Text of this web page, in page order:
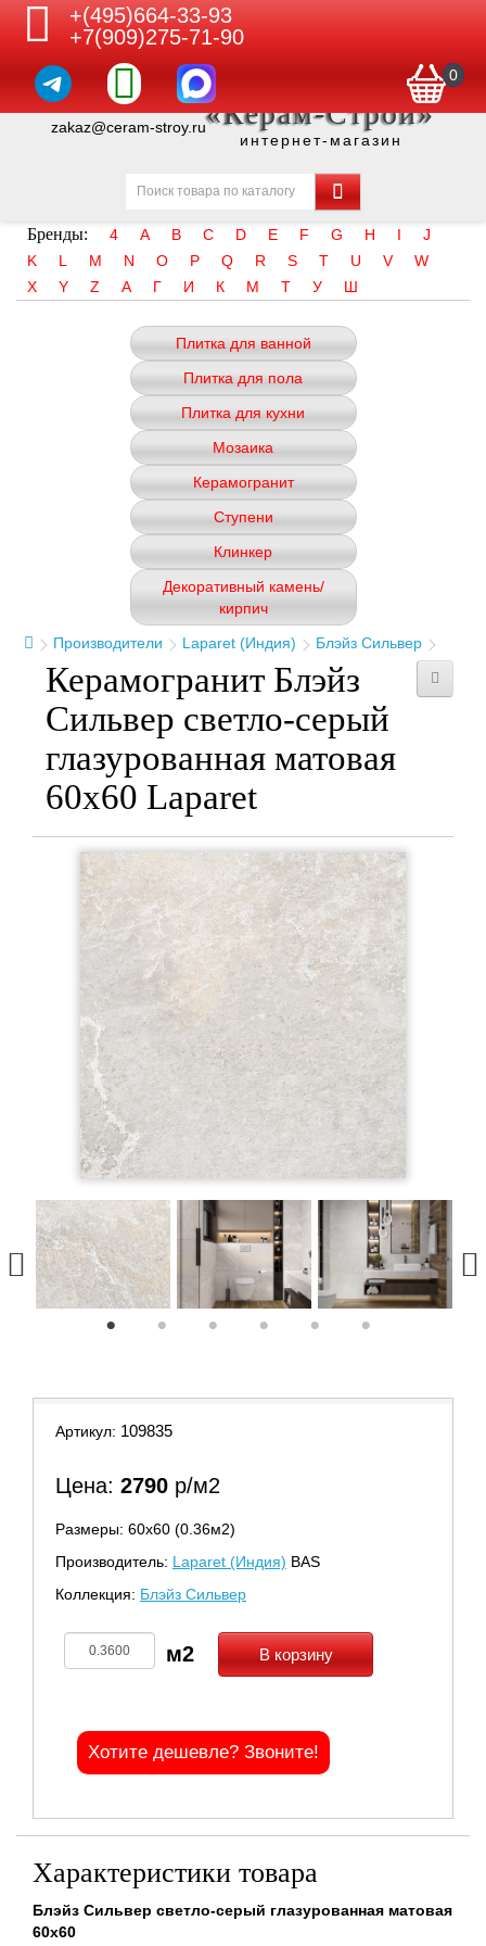
+(495)664-33-93
+7(909)275-71-90
0
zakaz@ceram-stroy.ru«Керам-Строй»
интернет-магазин
Бренды: 4 A B C D E F G H I
J
K
L M N O P Q R S T U V
W
X
Y Z А Г И К М Т У Ш
Плитка для ванной
Плитка для пола
Плитка для кухни
Мозаика
Керамогранит
Ступени
Клинкер
Декоративный камень/
кирпич
Производители
Laparet (Индия) Блэйз Сильвер
Керамогранит Блэйз
Сильвер светло-серый
глазурованная матовая
60x60 Laparet
Артикул: 109835
Цена: 2790 р/м2
Размеры: 60х60 (0.36м2)
Производитель: Laparet (Индия) BAS
Коллекция: Блэйз Сильвер
В корзину
Хотите дешевле? Звоните!
Характеристики товара
Блэйз Сильвер светло-серый глазурованная матовая
60x60